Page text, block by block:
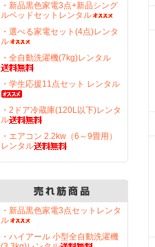
・新品黒色家電3点+新品シング
ルベッドセットレンタル
・選べる家電セット(4点)レンタ
ル
・全自動洗濯機(7kg)レンタル
・学生応援11点セット レンタル
・2ドア冷蔵庫(120L以下)レンタ
ル
・エアコン 2.2kw（6～9畳用）
レンタル
・新品黒色家電3点セットレンタ
ル
・ハイアール 小型全自動洗濯機